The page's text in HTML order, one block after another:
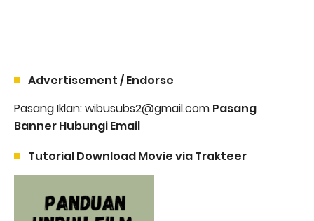
Advertisement / Endorse
Pasang Iklan: wibusubs2@gmail.com Pasang
Banner Hubungi Email
Tutorial Download Movie via Trakteer